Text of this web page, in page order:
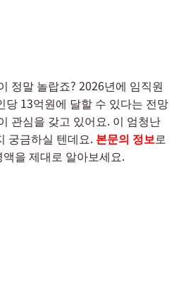
정말 놀랍죠? 2026년에 임직원
당 13억원에 달할 수 있다는 전망
관심을 갖고 있어요. 이 엄청난
궁금하실 텐데요. 본문의 정보로
을 제대로 알아보세요.